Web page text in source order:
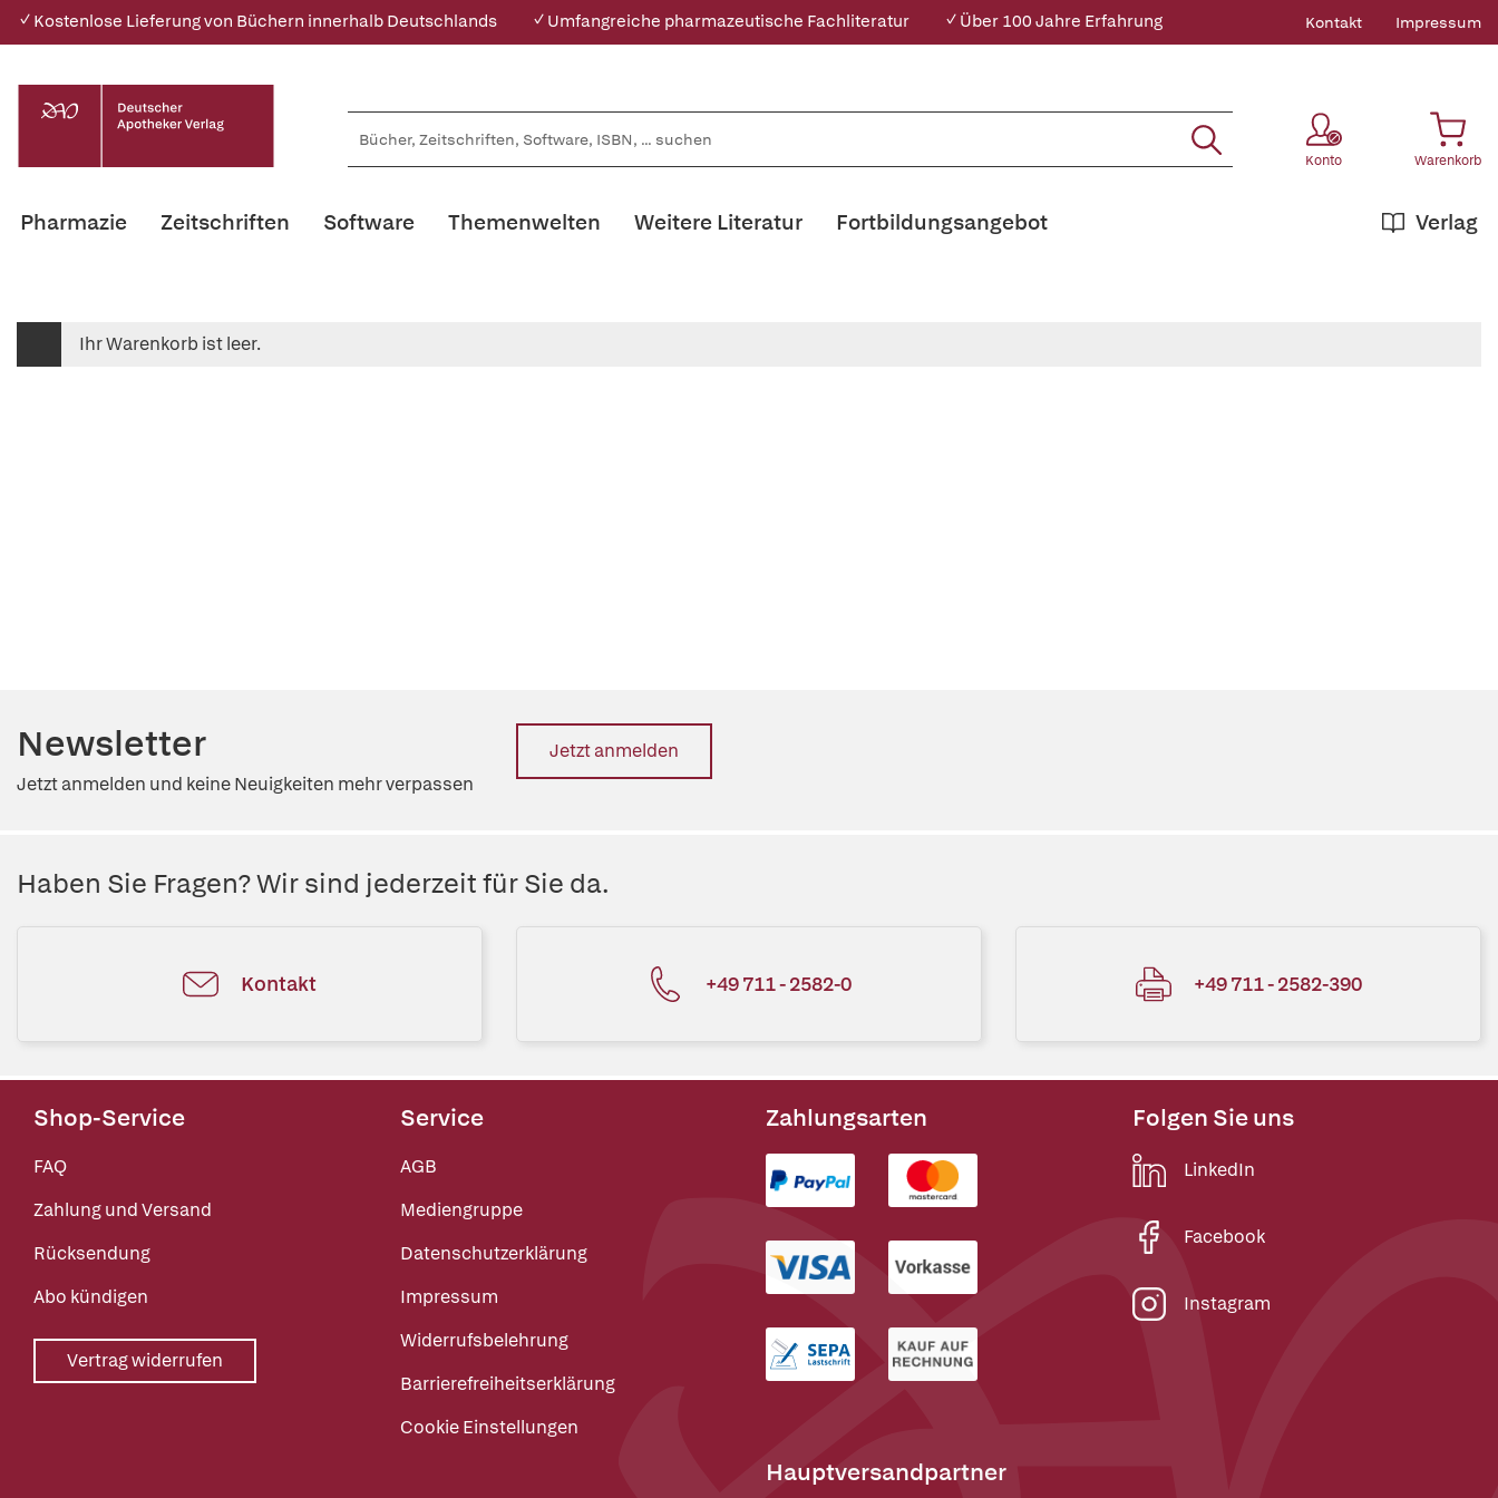
✓ Kostenlose Lieferung von Büchern innerhalb Deutschlands ✓ Umfangreiche pharmazeutische Fachliteratur ✓ Über 100 Jahre Erfahrung Kontakt Impressum
Konto Warenkorb
Pharmazie Zeitschriften Software Themenwelten Weitere Literatur Verlag
Fortbildungsangebot
Ihr Warenkorb ist leer.
Newsletter
Jetzt anmelden und keine Neuigkeiten mehr verpassen
Jetzt anmelden
Haben Sie Fragen? Wir sind jederzeit für Sie da.
Kontakt +49 711 - 2582-0 +49 711 - 2582-390
Shop-Service
FAQ
Zahlung und Versand
Rücksendung
Abo kündigen
Vertrag widerrufen
Service
AGB
Mediengruppe
Datenschutzerklärung
Impressum
Widerrufsbelehrung
Barrierefreiheitserklärung
Cookie Einstellungen
Zahlungsarten
Hauptversandpartner
Folgen Sie uns
LinkedIn
Facebook
Instagram